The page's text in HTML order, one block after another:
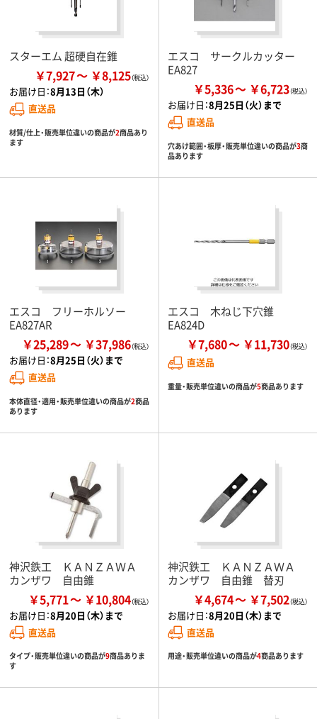
スターエム 超硬自在錐
￥7,927 ￥8,125
お届け日：8月13日（木）
直送品
材質/仕上・販売単位違いの商品が2商品あり
ます
エスコ サークルカッター
EA827
￥5,336 ￥6,723
お届け日：8月25日（火）まで
直送品
穴あけ範囲・板厚・販売単位違いの商品が3商
品あります
エスコ フリーホルソー
EA827AR
￥25,289 ￥37,986
お届け日：8月25日（火）まで
直送品
本体直径・適用・販売単位違いの商品が2商品
あります
エスコ 木ねじ下穴錐
EA824D
￥7,680 ￥11,730
直送品
重量・販売単位違いの商品が5商品あります
神沢鉄工 ＫＡＮＺＡＷＡ
カンザワ 自由錐
￥5,771 ￥10,804
お届け日：8月20日（木）まで
直送品
タイプ・販売単位違いの商品が9商品ありま
す
神沢鉄工 ＫＡＮＺＡＷＡ
カンザワ 自由錐 替刃
￥4,674 ￥7,502
お届け日：8月20日（木）まで
直送品
用途・販売単位違いの商品が4商品あります